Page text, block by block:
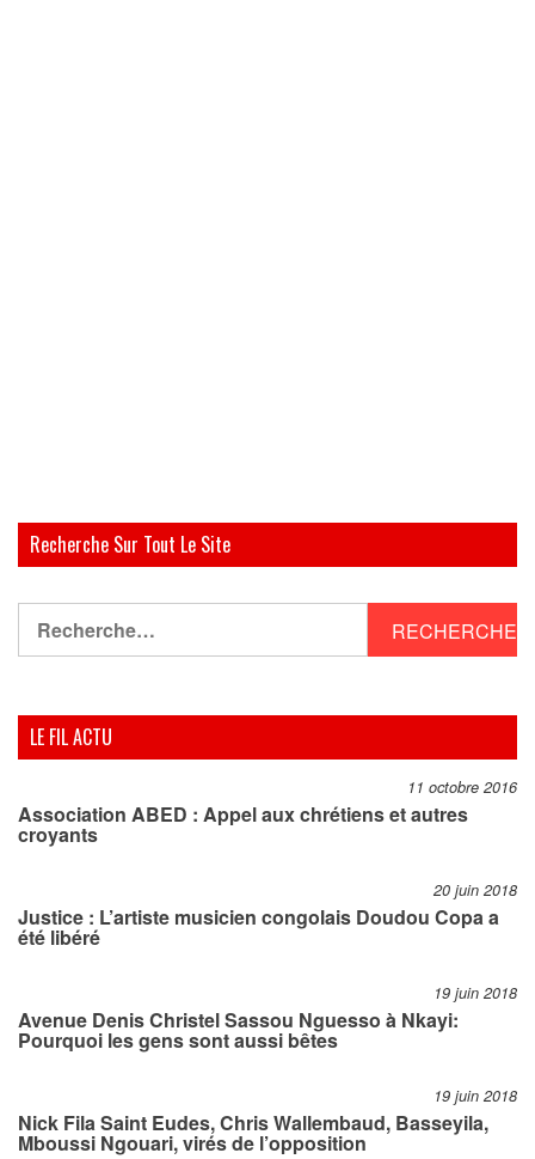
Recherche Sur Tout Le Site
LE FIL ACTU
11 octobre 2016
Association ABED : Appel aux chrétiens et autres
croyants
20 juin 2018
Justice : L’artiste musicien congolais Doudou Copa a
été libéré
19 juin 2018
Avenue Denis Christel Sassou Nguesso à Nkayi:
Pourquoi les gens sont aussi bêtes
19 juin 2018
Nick Fila Saint Eudes, Chris Wallembaud, Basseyila,
Mboussi Ngouari, virés de l’opposition